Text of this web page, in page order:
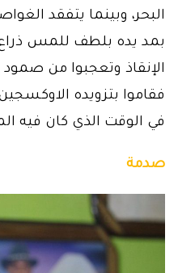
البحر، وبينما يتفقد
بمد يده بلطف للمس
الإنقاذ وتعجبوا من
فقاموا بتزويده
في الوقت الذي كان فيه
صدمة